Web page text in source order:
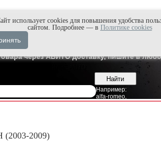
в Max'е
через АВИТО доставку, пишите в
Например:
alfa-romeo,
(2003-2009)
использует cookies для повышения удобства
сайтом. Подробнее — в Политике cookies